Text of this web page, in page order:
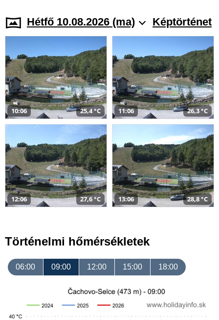
Hétfő 10.08.2026 (ma) Képtörténet
10:06 25,4 °C 11:06 26,3 °C
12:06 27,6 °C 13:06 28,8 °C
Történelmi hőmérsékletek
06:00 09:00 12:00 15:00 18:00